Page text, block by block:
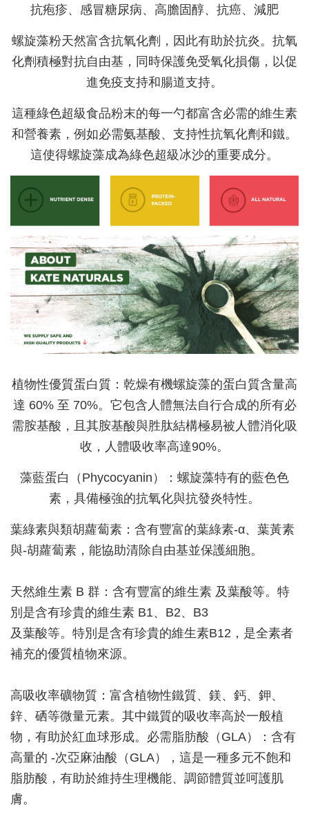
抗疱疹、感冒糖尿病、高膽固醇、抗癌、減肥
螺旋藻粉天然富含抗氧化劑，因此有助於抗炎。抗氧
化劑積極對抗自由基，同時保護免受氧化損傷，以促
進免疫支持和腸道支持。
這種綠色超級食品粉末的每一勺都富含必需的維生素
和營養素，例如必需氨基酸、支持性抗氧化劑和鐵。
這使得螺旋藻成為綠色超級冰沙的重要成分。
植物性優質蛋白質：乾燥有機螺旋藻的蛋白質含量高
達 60% 至 70%。它包含人體無法自行合成的所有必
需胺基酸，且其胺基酸與胜肽結構極易被人體消化吸
收，人體吸收率高達90%。
藻藍蛋白（Phycocyanin）：螺旋藻特有的藍色色
素，具備極強的抗氧化與抗發炎特性。
葉綠素與類胡蘿蔔素：含有豐富的葉綠素-α、葉黃素
與-胡蘿蔔素，能協助清除自由基並保護細胞。
天然維生素 B 群：含有豐富的維生素 及葉酸等。特
別是含有珍貴的維生素 B1、B2、B3
及葉酸等。特別是含有珍貴的維生素B12，是全素者
補充的優質植物來源。
高吸收率礦物質：富含植物性鐵質、鎂、鈣、鉀、
鋅、硒等微量元素。其中鐵質的吸收率高於一般植
物，有助於紅血球形成。必需脂肪酸（GLA）：含有
高量的 -次亞麻油酸（GLA），這是一種多元不飽和
脂肪酸，有助於維持生理機能、調節體質並呵護肌
膚。